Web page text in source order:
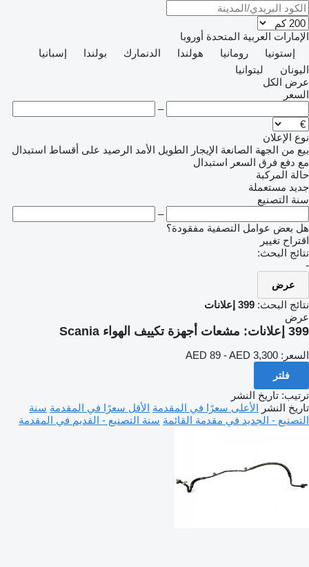
الإمارات العربية المتحدة أوروبا
إستونيا
رومانيا هولندا الدنمارك بولندا
إسبانيا
اليونان
ليتوانيا
عرض الكل
السعر
–
نوع الإعلان
بيع من الجهة الصانعة الإيجار الطويل الأمد الرصيد على أقساط استبدال
مع دفع فرق السعر استبدال
حالة المركبة
جديد مستعملة
سنة التصنيع
–
هل بعض عوامل التصفية مفقودة؟
اقتراح تغيير
نتائج البحث:
-
عرض
نتائج البحث: 399 إعلانات
عرض
399 إعلانات: مشعات أجهزة تكييف الهواء Scania
السعر: AED 89 - AED 3,300
فلتر
ترتيب: تاريخ النشر
تاريخ النشر الأعلى سعرًا في المقدمة الأقل سعرًا في المقدمة سنة
التصنيع - الجديد في مقدمة القائمة سنة التصنيع - القديم في المقدمة